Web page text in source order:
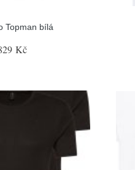
Topman bílá
Kč